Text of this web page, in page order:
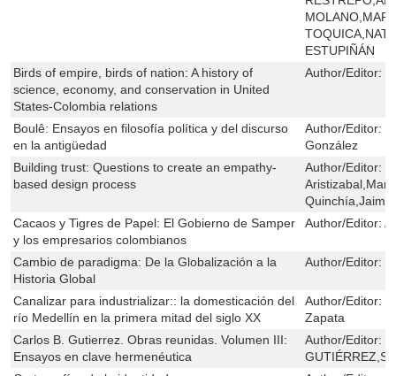
ESTUPIÑÁN
Birds of empire, birds of nation: A history of
science, economy, and conservation in United
States-Colombia relations
Author/Editor:
Boulê: Ensayos en filosofía política y del discurso
en la antigüedad
Author/Editor:
González
Building trust: Questions to create an empathy-
based design process
Author/Editor:
Cacaos y Tigres de Papel: El Gobierno de Samper
y los empresarios colombianos
Author/Editor:
Cambio de paradigma: De la Globalización a la
Historia Global
Author/Editor:
Canalizar para industrializar:: la domesticación del
río Medellín en la primera mitad del siglo XX
Author/Editor:
Zapata
Carlos B. Gutierrez. Obras reunidas. Volumen III:
Ensayos en clave hermenéutica
Author/Editor: